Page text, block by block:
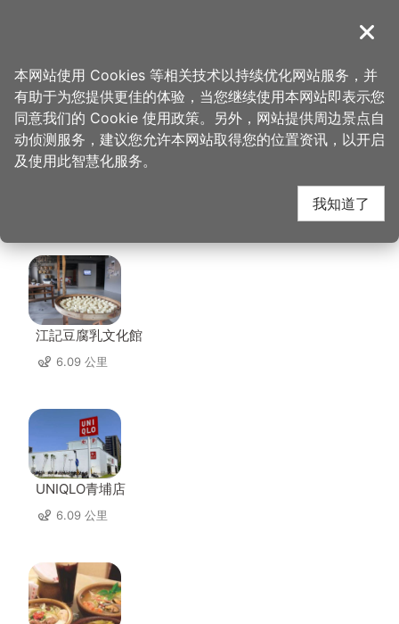
導覽
首页 > 想去的地方 > 美食、购物 > 中坜观光夜市-混蛋爆虾
中坜观光夜市-混蛋爆
虾 周边店家
江記豆腐乳文化館
6.09 公里
UNIQLO青埔店
6.09 公里
关闭
本网站使用 Cookies 等相关技术以持续优化网站服务，并
有助于为您提供更佳的体验，当您继续使用本网站即表示您
同意我们的 Cookie 使用政策。另外，网站提供周边景点自
动侦测服务，建议您允许本网站取得您的位置资讯，以开启
及使用此智慧化服务。
我知道了